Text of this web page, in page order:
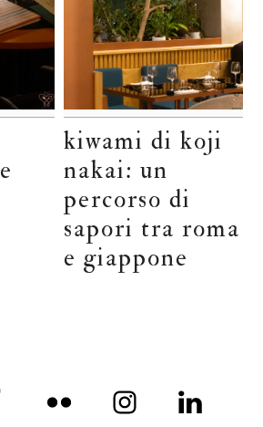
kiwami di koji
nakai: un
percorso di
sapori tra roma
e giappone